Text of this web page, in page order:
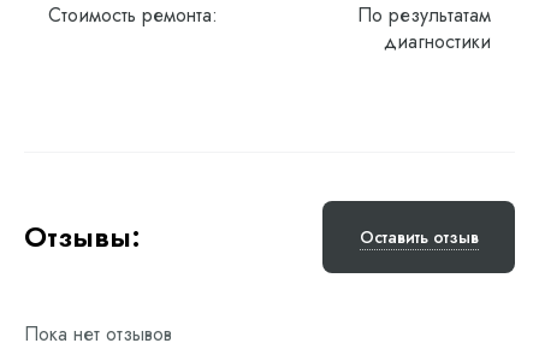
Стоимость ремонта:
По результатам
диагностики
Отзывы: Оставить отзыв
Пока нет отзывов